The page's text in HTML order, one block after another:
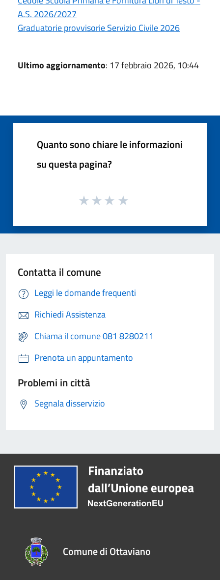
A.S. 2026/2027
Graduatorie provvisorie Servizio Civile 2026
Ultimo aggiornamento: 17 febbraio 2026, 10:44
Quanto sono chiare le informazioni
su questa pagina?
Contatta il comune
Leggi le domande frequenti
Richiedi Assistenza
Chiama il comune 081 8280211
Prenota un appuntamento
Problemi in città
Segnala disservizio
Comune di Ottaviano